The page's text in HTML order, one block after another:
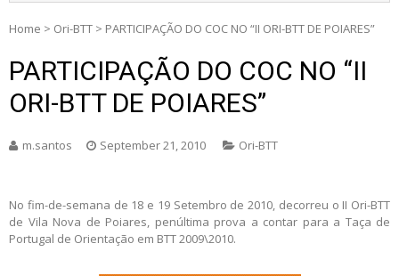
Home > Ori-BTT > PARTICIPAÇÃO DO COC NO “II ORI-BTT DE POIARES”
PARTICIPAÇÃO DO COC NO “II
ORI-BTT DE POIARES”
m.santos September 21, 2010 Ori-BTT
No fim-de-semana de 18 e 19 Setembro de 2010, decorreu o II Ori-BTT
de Vila Nova de Poiares, penúltima prova a contar para a Taça de
Portugal de Orientação em BTT 2009\2010.